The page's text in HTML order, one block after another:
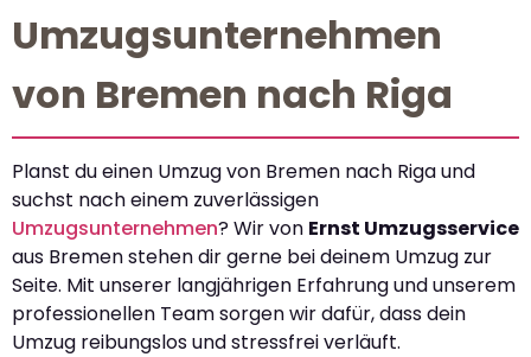
Umzugsunternehmen
von Bremen nach Riga
Planst du einen Umzug von Bremen nach Riga und
suchst nach einem zuverlässigen
Umzugsunternehmen? Wir von Ernst Umzugsservice
aus Bremen stehen dir gerne bei deinem Umzug zur
Seite. Mit unserer langjährigen Erfahrung und unserem
professionellen Team sorgen wir dafür, dass dein
Umzug reibungslos und stressfrei verläuft.